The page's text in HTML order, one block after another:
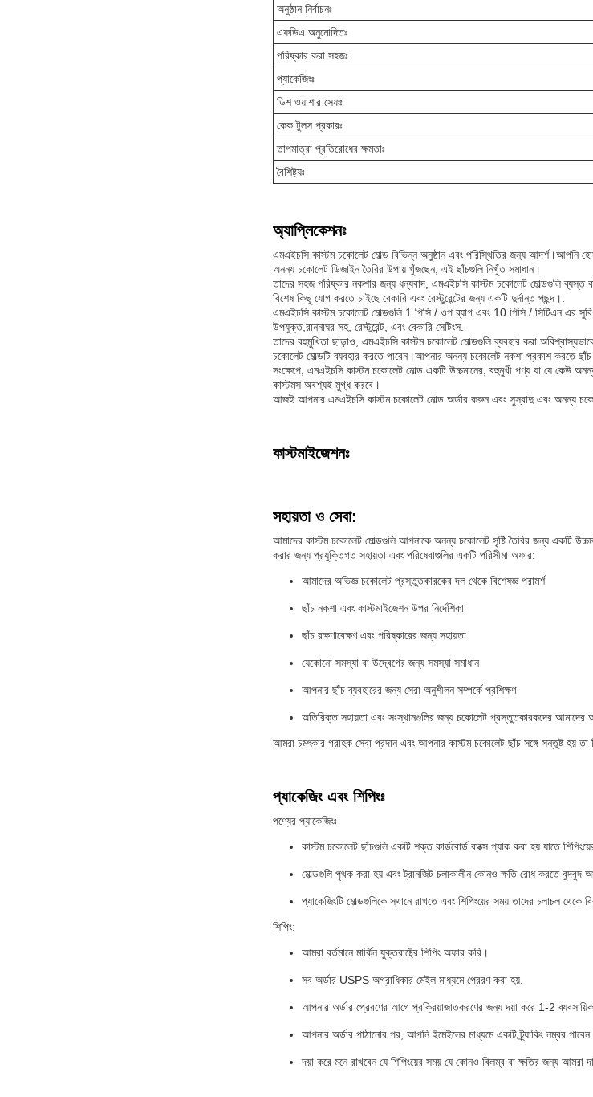
অনুষ্ঠান নির্বাচনঃ
এফডিএ অনুমোদিতঃ
পরিষ্কার করা সহজঃ
প্যাকেজিংঃ
ডিশ ওয়াশার সেফঃ
কেক টুলস প্রকারঃ
তাপমাত্রা প্রতিরোধের ক্ষমতাঃ
বৈশিষ্ট্যঃ
অ্যাপ্লিকেশনঃ
এমএইচসি কাস্টম চকোলেট মোল্ড বিভিন্ন অনুষ্ঠান এবং পরিস্থিতির জন্য আদর্শ।আপনি
অনন্য চকোলেট ডিজাইন তৈরির উপায় খুঁজছেন, এই ছাঁচগুলি নিখুঁত সমাধান।
তাদের সহজ পরিষ্কার নকশার জন্য ধন্যবাদ, এমএইচসি কাস্টম চকোলেট মোল্ডগুলি ব্যস্ত
বিশেষ কিছু যোগ করতে চাইছে বেকারি এবং রেস্টুরেন্টের জন্য একটি দুর্দান্ত পছন্দ।.
এমএইচসি কাস্টম চকোলেট মোল্ডগুলি 1 পিসি / ওপ ব্যাগ এবং 10 পিসি / সিটিএন এর
উপযুক্ত,রান্নাঘর সহ, রেস্টুরেন্ট, এবং বেকারি সেটিংস.
তাদের বহুমুখিতা ছাড়াও, এমএইচসি কাস্টম চকোলেট মোল্ডগুলি ব্যবহার করা
চকোলেট মোল্ডটি ব্যবহার করতে পারেন।আপনার অনন্য চকোলেট নকশা প্রকাশ করতে
সংক্ষেপে, এমএইচসি কাস্টম চকোলেট মোল্ড একটি উচ্চমানের, বহুমুখী পণ্য যা যে কেউ
কাস্টমস অবশ্যই মুগ্ধ করবে।
আজই আপনার এমএইচসি কাস্টম চকোলেট মোল্ড অর্ডার করুন এবং সুস্বাদু এবং অনন্য
কাস্টমাইজেশনঃ
সহায়তা ও সেবা:
আমাদের কাস্টম চকোলেট মোল্ডগুলি আপনাকে অনন্য চকোলেট সৃষ্টি তৈরির জন্য একটি
করার জন্য প্রযুক্তিগত সহায়তা এবং পরিষেবাগুলির একটি পরিসীমা অফার:
আমাদের অভিজ্ঞ চকোলেট প্রস্তুতকারকের দল থেকে বিশেষজ্ঞ পরামর্শ
ছাঁচ নকশা এবং কাস্টমাইজেশন উপর নির্দেশিকা
ছাঁচ রক্ষণাবেক্ষণ এবং পরিষ্কারের জন্য সহায়তা
যেকোনো সমস্যা বা উদ্বেগের জন্য সমস্যা সমাধান
আপনার ছাঁচ ব্যবহারের জন্য সেরা অনুশীলন সম্পর্কে প্রশিক্ষণ
অতিরিক্ত সহায়তা এবং সংস্থানগুলির জন্য চকোলেট প্রস্তুতকারকদের আমাদের
আমরা চমৎকার গ্রাহক সেবা প্রদান এবং আপনার কাস্টম চকোলেট ছাঁচ সঙ্গে সন্তুষ্ট হয়
প্যাকেজিং এবং শিপিংঃ
পণ্যের প্যাকেজিংঃ
কাস্টম চকোলেট ছাঁচগুলি একটি শক্ত কার্ডবোর্ড বাক্সে প্যাক করা হয় যাতে
মোল্ডগুলি পৃথক করা হয় এবং ট্রানজিট চলাকালীন কোনও ক্ষতি রোধ করতে
প্যাকেজিংটি মোল্ডগুলিকে স্থানে রাখতে এবং শিপিংয়ের সময় তাদের চলাচল থেকে
শিপিং:
আমরা বর্তমানে মার্কিন যুক্তরাষ্ট্রে শিপিং অফার করি।
সব অর্ডার USPS অগ্রাধিকার মেইল মাধ্যমে প্রেরণ করা হয়.
আপনার অর্ডার প্রেরণের আগে প্রক্রিয়াজাতকরণের জন্য দয়া করে 1-2
আপনার অর্ডার পাঠানোর পর, আপনি ইমেইলের মাধ্যমে একটি ট্র্যাকিং নম্বর
দয়া করে মনে রাখবেন যে শিপিংয়ের সময় যে কোনও বিলম্ব বা ক্ষতির জন্য আমরা